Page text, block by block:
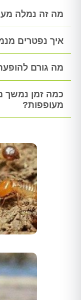
מה זה נמלה
איך נפטרים
מה גורם
כמה זמן נמשך
מעופפות?